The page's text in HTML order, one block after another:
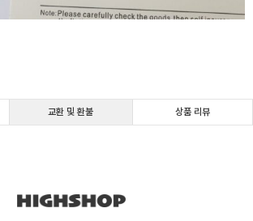
교환 및 환불 상품 리뷰